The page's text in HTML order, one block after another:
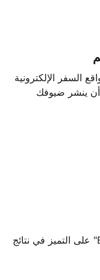
السفر الإلكترونية
ينشر ضيوفك
تساعدك شارة "جديد على Booking.com" على التميز في نتائج